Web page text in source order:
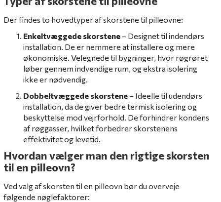
Der findes to hovedtyper af skorstene til pilleovne:
Enkeltvæggede skorstene – Designet til indendørs
installation. De er nemmere at installere og mere
økonomiske. Velegnede til bygninger, hvor røgrøret
løber gennem indvendige rum, og ekstra isolering
ikke er nødvendig.
Dobbeltvæggede skorstene – Ideelle til udendørs
installation, da de giver bedre termisk isolering og
beskyttelse mod vejrforhold. De forhindrer kondens
af røggasser, hvilket forbedrer skorstenens
effektivitet og levetid.
Hvordan vælger man den rigtige skorsten
til en pilleovn?
Ved valg af skorsten til en pilleovn bør du overveje
følgende nøglefaktorer: